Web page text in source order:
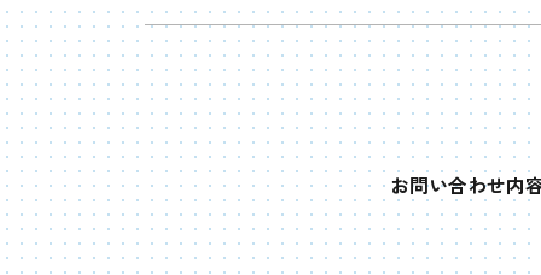
お問い合わせ内